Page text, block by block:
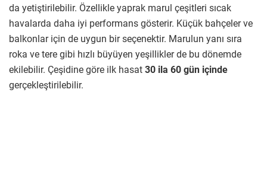
da yetiştirilebilir. Özellikle yaprak marul çeşitleri sıcak
havalarda daha iyi performans gösterir. Küçük bahçeler ve
balkonlar için de uygun bir seçenektir. Marulun yanı sıra
roka ve tere gibi hızlı büyüyen yeşillikler de bu dönemde
ekilebilir. Çeşidine göre ilk hasat 30 ila 60 gün içinde
gerçekleştirilebilir.